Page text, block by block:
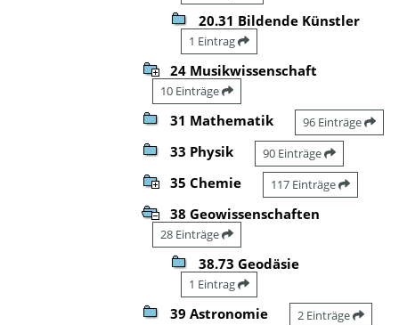
20.31 Bildende Künstler
1 Eintrag
24 Musikwissenschaft
10 Einträge
31 Mathematik 96 Einträge
33 Physik 90 Einträge
35 Chemie 117 Einträge
38 Geowissenschaften
28 Einträge
38.73 Geodäsie
1 Eintrag
39 Astronomie 2 Einträge